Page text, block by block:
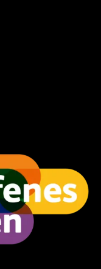
aus allen
der
Fragen
zum
als
Hochschule
zu